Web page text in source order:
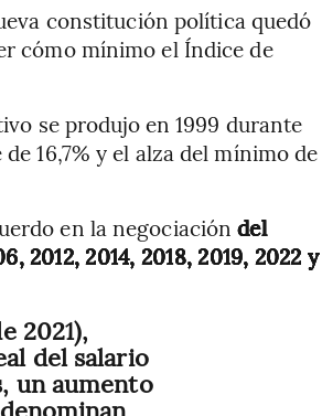
constitución política quedó
cómo mínimo el Índice de
se produjo en 1999 durante
16,7% y el alza del mínimo de
en la negociacióndel
2012, 2014, 2018, 2019, 2022 y
2021),
del salario
un aumento